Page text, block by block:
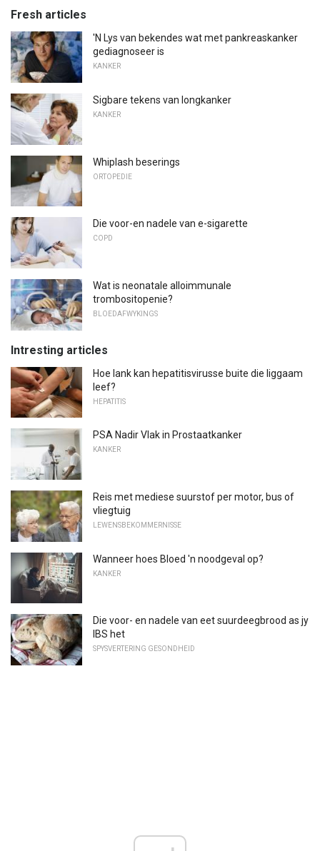
Fresh articles
'N Lys van bekendes wat met pankreaskanker
gediagnoseer is
KANKER
Sigbare tekens van longkanker
KANKER
Whiplash beserings
ORTOPEDIE
Die voor-en nadele van e-sigarette
COPD
Wat is neonatale alloimmunale
trombositopenie?
BLOEDAFWYKINGS
Intresting articles
Hoe lank kan hepatitisvirusse buite die liggaam
leef?
HEPATITIS
PSA Nadir Vlak in Prostaatkanker
KANKER
Reis met mediese suurstof per motor, bus of
vliegtuig
LEWENSBEKOMMERNISSE
Wanneer hoes Bloed 'n noodgeval op?
KANKER
Die voor- en nadele van eet suurdeegbrood as jy
IBS het
SPYSVERTERING GESONDHEID